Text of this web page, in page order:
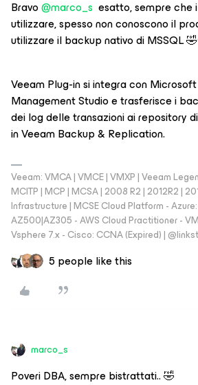
Bravo@marco_s esatto, sempre che
utilizzare, spesso non conoscono il
utilizzare il backup nativo di MSSQL
Veeam Plug-in si integra con
Management Studio e trasferisce i
dei log delle transazioni ai repository
in Veeam Backup & Replication.
Veeam: VMCA | VMCE | VMXP | Veeam
MCITP | MCP | MCSA | 2008 R2 | 2012R2 |
Infrastructure | MCSE Cloud Platform -
AZ500|AZ305 - AWS Cloud Practitioner -
Vsphere 7.x - Cisco: CCNA (Expired) |
5 people like this
marco_s
Poveri DBA, sempre bistrattati.. 🤣